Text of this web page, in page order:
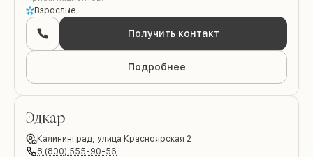
Взрослые
Получить контакт
Подробнее
Эдкар
Калининград, улица Красноярская 2
8 (800) 555-90-56